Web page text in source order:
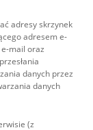
adresy skrzynek
adresem e-
mail oraz
danych przez
danych
(z